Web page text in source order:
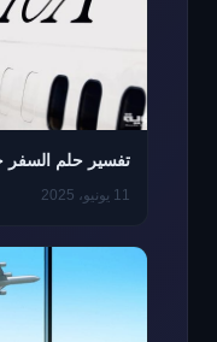
تفسير حلم السفر
11 يونيو، 2025